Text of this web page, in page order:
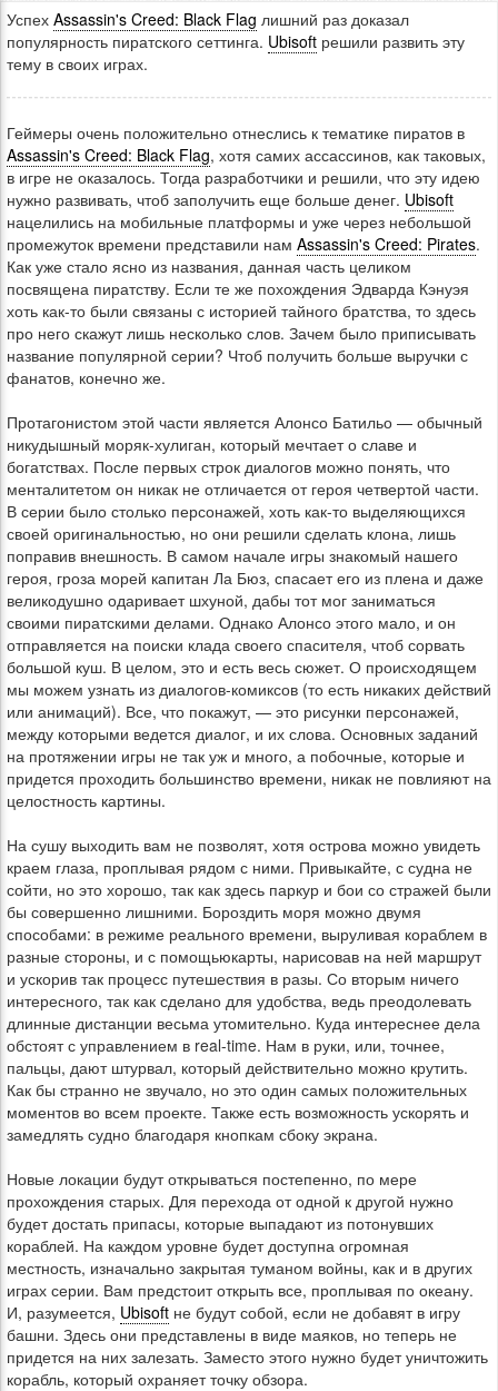
Успех Assassin's Creed: Black Flag лишний раз доказал
популярность пиратского сеттинга. Ubisoft решили развить эту
тему в своих играх.
Геймеры очень положительно отнеслись к тематике пиратов в
Assassin's Creed: Black Flag, хотя самих ассассинов, как таковых,
в игре не оказалось. Тогда разработчики и решили, что эту идею
нужно развивать, чтоб заполучить еще больше денег. Ubisoft
нацелились на мобильные платформы и уже через небольшой
промежуток времени представили нам Assassin's Creed: Pirates.
Как уже стало ясно из названия, данная часть целиком
посвящена пиратству. Если те же похождения Эдварда Кэнуэя
хоть как-то были связаны с историей тайного братства, то здесь
про него скажут лишь несколько слов. Зачем было приписывать
название популярной серии? Чтоб получить больше выручки с
фанатов, конечно же.
Протагонистом этой части является Алонсо Батильо — обычный
никудышный моряк-хулиган, который мечтает о славе и
богатствах. После первых строк диалогов можно понять, что
менталитетом он никак не отличается от героя четвертой части.
В серии было столько персонажей, хоть как-то выделяющихся
своей оригинальностью, но они решили сделать клона, лишь
поправив внешность. В самом начале игры знакомый нашего
героя, гроза морей капитан Ла Бюз, спасает его из плена и даже
великодушно одаривает шхуной, дабы тот мог заниматься
своими пиратскими делами. Однако Алонсо этого мало, и он
отправляется на поиски клада своего спасителя, чтоб сорвать
большой куш. В целом, это и есть весь сюжет. О происходящем
мы можем узнать из диалогов-комиксов (то есть никаких действий
или анимаций). Все, что покажут, — это рисунки персонажей,
между которыми ведется диалог, и их слова. Основных заданий
на протяжении игры не так уж и много, а побочные, которые и
придется проходить большинство времени, никак не повлияют на
целостность картины.
На сушу выходить вам не позволят, хотя острова можно увидеть
краем глаза, проплывая рядом с ними. Привыкайте, с судна не
сойти, но это хорошо, так как здесь паркур и бои со стражей были
бы совершенно лишними. Бороздить моря можно двумя
способами: в режиме реального времени, выруливая кораблем в
разные стороны, и с помощьюкарты, нарисовав на ней маршрут
и ускорив так процесс путешествия в разы. Со вторым ничего
интересного, так как сделано для удобства, ведь преодолевать
длинные дистанции весьма утомительно. Куда интереснее дела
обстоят с управлением в real-time. Нам в руки, или, точнее,
пальцы, дают штурвал, который действительно можно крутить.
Как бы странно не звучало, но это один самых положительных
моментов во всем проекте. Также есть возможность ускорять и
замедлять судно благодаря кнопкам сбоку экрана.
Новые локации будут открываться постепенно, по мере
прохождения старых. Для перехода от одной к другой нужно
будет достать припасы, которые выпадают из потонувших
кораблей. На каждом уровне будет доступна огромная
местность, изначально закрытая туманом войны, как и в других
играх серии. Вам предстоит открыть все, проплывая по океану.
И, разумеется, Ubisoft не будут собой, если не добавят в игру
башни. Здесь они представлены в виде маяков, но теперь не
придется на них залезать. Заместо этого нужно будет уничтожить
корабль, который охраняет точку обзора.